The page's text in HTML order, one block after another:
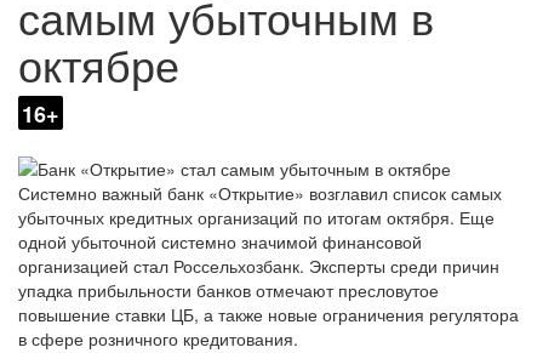
самым убыточным в
октябре
16+
Системно важный банк «Открытие» возглавил список самых
убыточных кредитных организаций по итогам октября. Еще
одной убыточной системно значимой финансовой
организацией стал Россельхозбанк. Эксперты среди причин
упадка прибыльности банков отмечают пресловутое
повышение ставки ЦБ, а также новые ограничения регулятора
в сфере розничного кредитования.